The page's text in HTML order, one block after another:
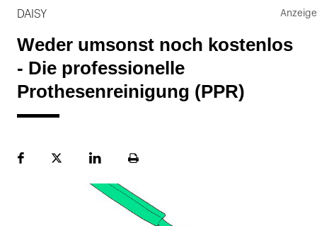
DAISY
Weder umsonst noch kostenlos
- Die professionelle
Prothesenreinigung (PPR)
FacebookPlattformLinekdInSeite